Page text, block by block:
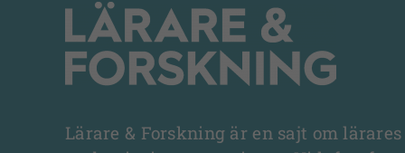
Lärare & Forskning är en sajt om lärares